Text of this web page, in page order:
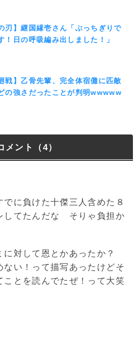
刃】継国縁壱さん「ぶっちぎりで
！日の呼吸編み出しました！」
戦】乙骨先輩、完全体宿儺に匹敵
の強さだったことが判明wwwww
メント（4）
に負けた十傑三人含めた８
してたんだな そりゃ負担か
対して恩とかあったか？
ない！って描写あったけどそ
ことを読んでたぜ！って大笑